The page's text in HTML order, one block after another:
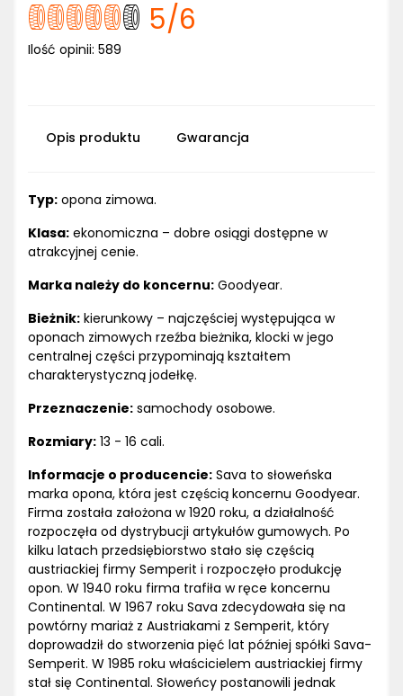
5/6
Ilość opinii: 589
Opis produktu Gwarancja
Typ: opona zimowa.
Klasa: ekonomiczna – dobre osiągi dostępne w
atrakcyjnej cenie.
Marka należy do koncernu: Goodyear.
Bieżnik: kierunkowy – najczęściej występująca w
oponach zimowych rzeźba bieżnika, klocki w jego
centralnej części przypominają kształtem
charakterystyczną jodełkę.
Przeznaczenie: samochody osobowe.
Rozmiary: 13 - 16 cali.
Informacje o producencie: Sava to słoweńska
marka opona, która jest częścią koncernu Goodyear.
Firma została założona w 1920 roku, a działalność
rozpoczęła od dystrybucji artykułów gumowych. Po
kilku latach przedsiębiorstwo stało się częścią
austriackiej firmy Semperit i rozpoczęło produkcję
opon. W 1940 roku firma trafiła w ręce koncernu
Continental. W 1967 roku Sava zdecydowała się na
powtórny mariaż z Austriakami z Semperit, który
doprowadził do stworzenia pięć lat później spółki Sava-
Semperit. W 1985 roku właścicielem austriackiej firmy
stał się Continental. Słoweńcy postanowili jednak